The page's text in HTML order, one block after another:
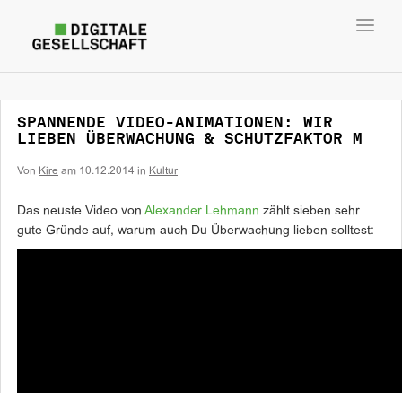
SPANNENDE VIDEO-ANIMATIONEN: WIR
LIEBEN ÜBERWACHUNG & SCHUTZFAKTOR M
Von Kire am 10.12.2014 in Kultur
Das neuste Video von Alexander Lehmann zählt sieben sehr
gute Gründe auf, warum auch Du Überwachung lieben solltest: